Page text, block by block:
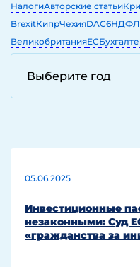
НалогиАвторские статьи
BrexitКипрЧехияDAC6НДФЛ
ВеликобританияЕС
05.06.2025
Инвестиционные
незаконными: Суд
«гражданства за